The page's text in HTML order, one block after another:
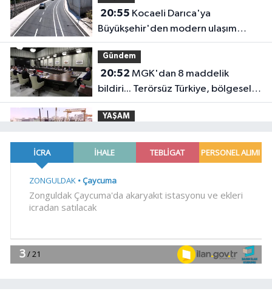
20:55
Büyükşehir'den modern ulaşım
yatırımı
Gündem
20:52
bildiri... Terörsüz Türkiye, bölgesel
güvenlik ve Gazze mesajı
YAŞAM
gemi
18:52Türk Tarih Kurumu'ndan tarihi